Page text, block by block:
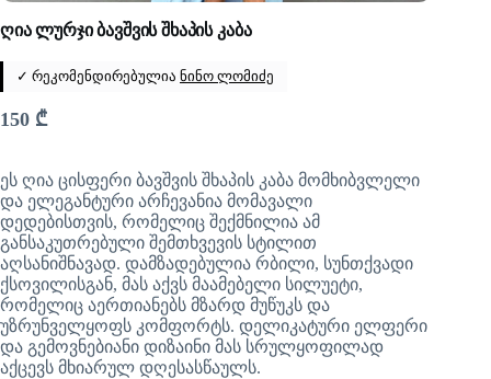
ღია ლურჯი ბავშვის შხაპის კაბა
✓ რეკომენდირებულია ნინო ლომიძე
150 ₾
ეს ღია ცისფერი ბავშვის შხაპის კაბა მომხიბვლელი
და ელეგანტური არჩევანია მომავალი
დედებისთვის, რომელიც შექმნილია ამ
განსაკუთრებული შემთხვევის სტილით
აღსანიშნავად. დამზადებულია რბილი, სუნთქვადი
ქსოვილისგან, მას აქვს მაამებელი სილუეტი,
რომელიც აერთიანებს მზარდ მუწუკს და
უზრუნველყოფს კომფორტს. დელიკატური ელფერი
და გემოვნებიანი დიზაინი მას სრულყოფილად
აქცევს მხიარულ დღესასწაულს.